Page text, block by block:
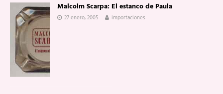
Malcolm Scarpa: El estanco de Paula
27 enero, 2005 importaciones